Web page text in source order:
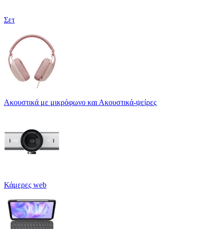
Σετ
Ακουστικά με μικρόφωνο και Ακουστικά-ψείρες
Κάμερες web